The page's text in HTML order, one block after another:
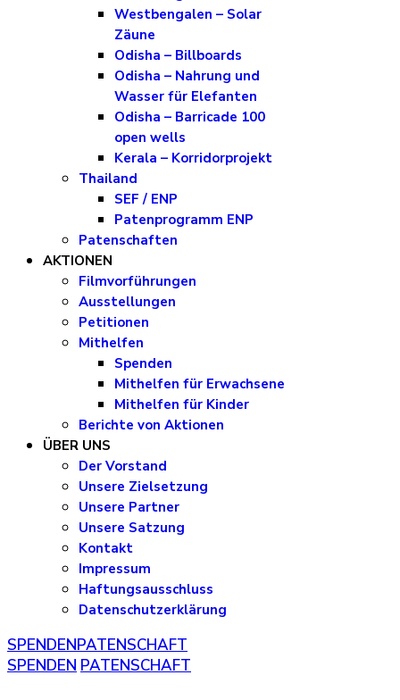
Westbengalen – Solar
Zäune
Odisha – Billboards
Odisha – Nahrung und
Wasser für Elefanten
Odisha – Barricade 100
open wells
Kerala – Korridorprojekt
Thailand
SEF / ENP
Patenprogramm ENP
Patenschaften
AKTIONEN
Filmvorführungen
Ausstellungen
Petitionen
Mithelfen
Spenden
Mithelfen für Erwachsene
Mithelfen für Kinder
Berichte von Aktionen
ÜBER UNS
Der Vorstand
Unsere Zielsetzung
Unsere Partner
Unsere Satzung
Kontakt
Impressum
Haftungsausschluss
Datenschutzerklärung
SPENDENPATENSCHAFT
SPENDEN PATENSCHAFT